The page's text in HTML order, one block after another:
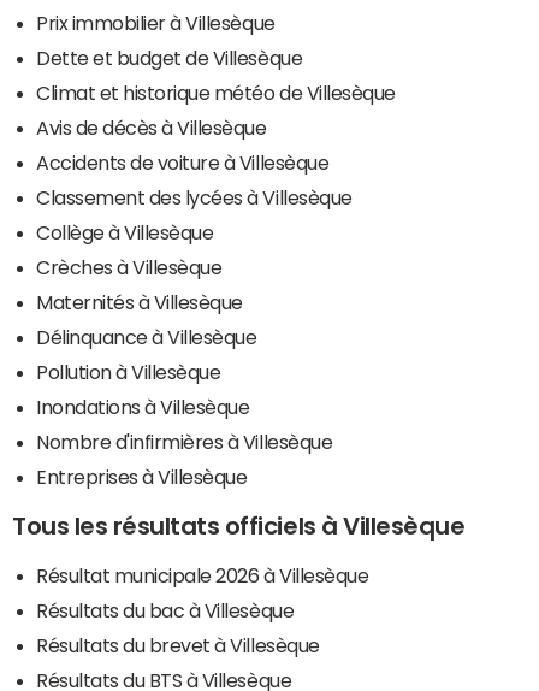
Prix immobilier à Villesèque
Dette et budget de Villesèque
Climat et historique météo de Villesèque
Avis de décès à Villesèque
Accidents de voiture à Villesèque
Classement des lycées à Villesèque
Collège à Villesèque
Crèches à Villesèque
Maternités à Villesèque
Délinquance à Villesèque
Pollution à Villesèque
Inondations à Villesèque
Nombre d'infirmières à Villesèque
Entreprises à Villesèque
Tous les résultats officiels à Villesèque
Résultat municipale 2026 à Villesèque
Résultats du bac à Villesèque
Résultats du brevet à Villesèque
Résultats du BTS à Villesèque